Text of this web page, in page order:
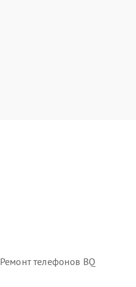
Ремонт телефонов BQ